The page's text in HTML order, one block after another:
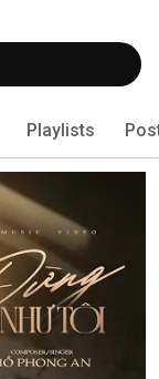
Playlists